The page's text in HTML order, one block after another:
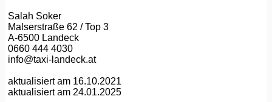
Salah Soker
Malserstraße 62 / Top 3
A-6500 Landeck
0660 444 4030
info@taxi-landeck.at
aktualisiert am 16.10.2021
aktualisiert am 24.01.2025